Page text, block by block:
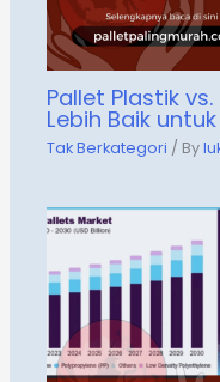
Pallet Plastik
Lebih Baik
Tak Berkategori / By